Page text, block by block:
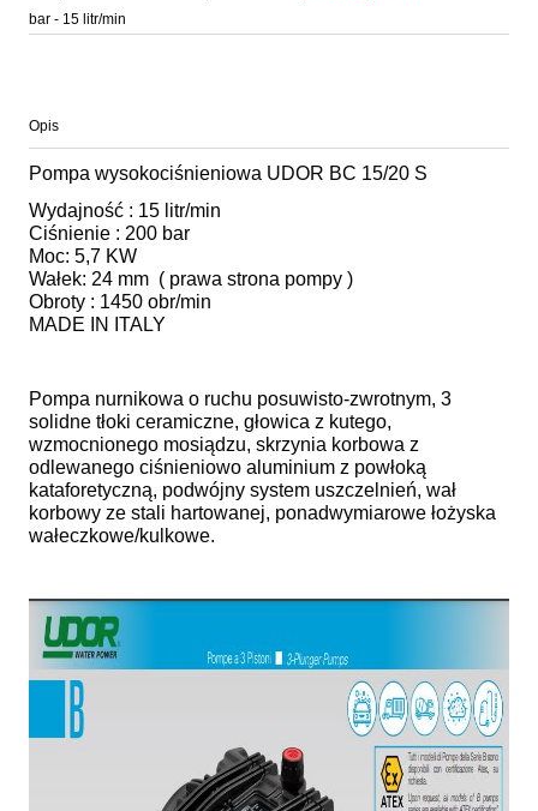
bar - 15 litr/min
Opis
Pompa wysokociśnieniowa UDOR BC 15/20 S
Wydajność : 15 litr/min
Ciśnienie : 200 bar
Moc: 5,7 KW
Wałek: 24 mm ( prawa strona pompy )
Obroty : 1450 obr/min
MADE IN ITALY
Pompa nurnikowa o ruchu posuwisto-zwrotnym, 3
solidne tłoki ceramiczne, głowica z kutego,
wzmocnionego mosiądzu, skrzynia korbowa z
odlewanego ciśnieniowo aluminium z powłoką
kataforetyczną, podwójny system uszczelnień, wał
korbowy ze stali hartowanej, ponadwymiarowe łożyska
wałeczkowe/kulkowe.